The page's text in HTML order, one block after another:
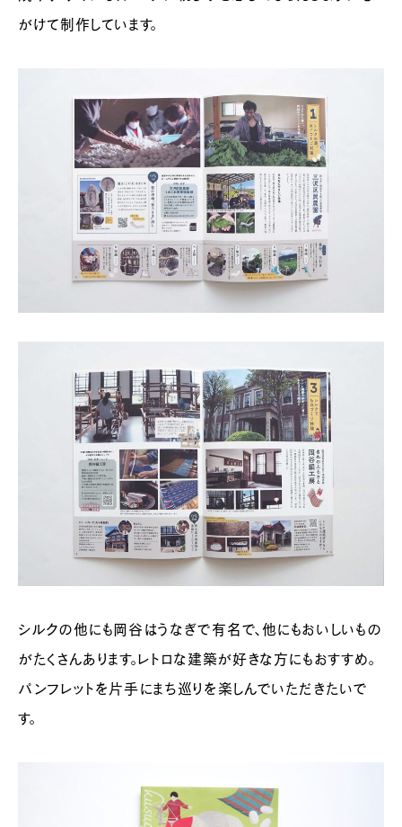
がけて制作しています。
シルクの他にも岡谷はうなぎで有名で、他にもおいしいもの
がたくさんあります。レトロな建築が好きな方にもおすすめ。
パンフレットを片手にまち巡りを楽しんでいただきたいで
す。